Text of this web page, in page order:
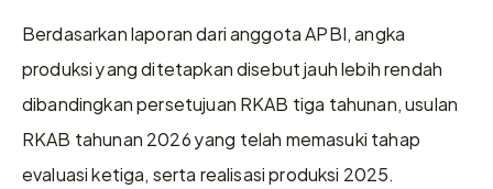
Berdasarkan laporan dari anggota APBI, angka
produksi yang ditetapkan disebut jauh lebih rendah
dibandingkan persetujuan RKAB tiga tahunan, usulan
RKAB tahunan 2026 yang telah memasuki tahap
evaluasi ketiga, serta realisasi produksi 2025.